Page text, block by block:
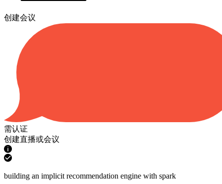
创建会议
需认证
创建直播或会议
building an implicit recommendation engine with spark